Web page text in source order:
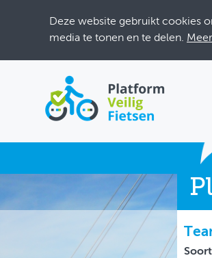
Deze website gebruikt cookies
media te tonen en te delen.
BIJEENKOMSTEN
ONTWERPERSCAFÉ